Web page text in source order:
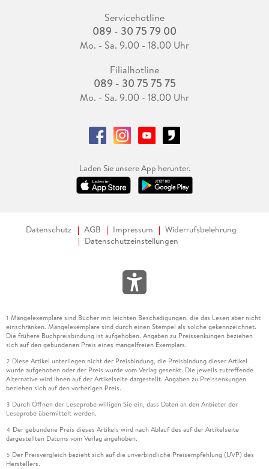
Servicehotline
089 - 30 75 79 00
Mo. - Sa. 9.00 - 18.00 Uhr
Filialhotline
089 - 30 75 75 75
Mo. - Sa. 9.00 - 18.00 Uhr
Laden Sie unsere App herunter.
Datenschutz AGB Impressum
Widerrufsbelehrung
Datenschutzeinstellungen
1 Mängelexemplare sind Bücher mit leichten Beschädigungen, die das Lesen aber nicht
einschränken. Mängelexemplare sind durch einen Stempel als solche gekennzeichnet.
Die frühere Buchpreisbindung ist aufgehoben. Angaben zu Preissenkungen beziehen
sich auf den gebundenen Preis eines mangelfreien Exemplars.
2 Diese Artikel unterliegen nicht der Preisbindung, die Preisbindung dieser Artikel
wurde aufgehoben oder der Preis wurde vom Verlag gesenkt. Die jeweils zutreffende
Alternative wird Ihnen auf der Artikelseite dargestellt. Angaben zu Preissenkungen
beziehen sich auf den vorherigen Preis.
3 Durch Öffnen der Leseprobe willigen Sie ein, dass Daten an den Anbieter der
Leseprobe übermittelt werden.
4 Der gebundene Preis dieses Artikels wird nach Ablauf des auf der Artikelseite
dargestellten Datums vom Verlag angehoben.
5 Der Preisvergleich bezieht sich auf die unverbindliche Preisempfehlung (UVP) des
Herstellers.